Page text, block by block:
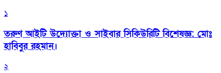
১
তরুণ আইটি উদ্যোক্তা ও সাইবার সিকিউরিটি বিশেষজ্ঞ: মোঃ
হাবিবুর রহমান।
২